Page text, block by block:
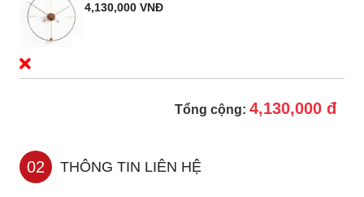
4,130,000 VNĐ
Tổng cộng: 4,130,000 đ
02 THÔNG TIN LIÊN HỆ